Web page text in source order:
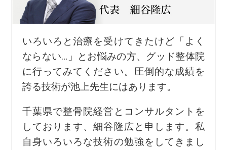
いろいろと治療を受けてきたけど「よく
ならない…」とお悩みの方、グッド整体院
に行ってみてください。圧倒的な成績を
誇る技術が池上先生にはあります。
千葉県で整骨院経営とコンサルタントを
しております、細谷隆広と申します。私
自身いろいろな技術の勉強をしてきまし